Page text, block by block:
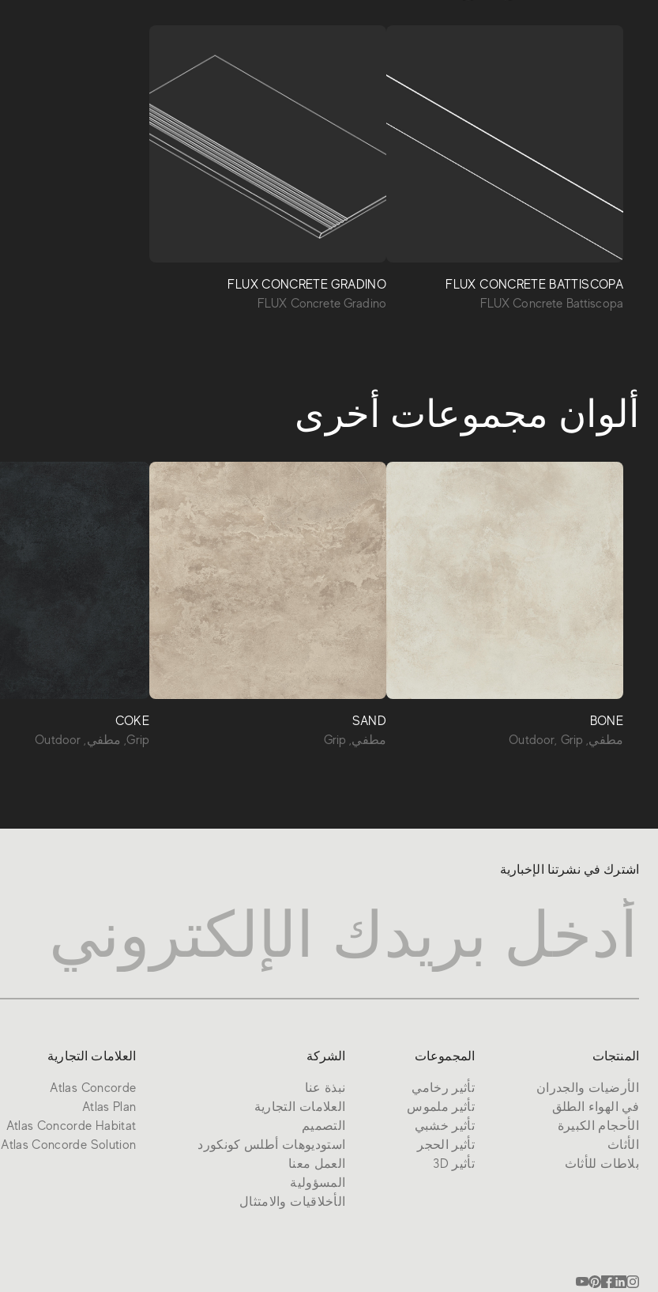
FLUX CONCRETE BATTISCOPA
FLUX Concrete Battiscopa
FLUX CONCRETE GRADINO
FLUX Concrete Gradino
ألوان مجموعات أخرى
BONE
مطفي, Outdoor, Grip
SAND
مطفي, Grip
COKE
Grip, مطفي, Outdoor
اشترك في نشرتنا الإخبارية
المنتجات
الأرضيات والجدران
في الهواء الطلق
الأحجام الكبيرة
الأثاث
بلاطات للأثاث
المجموعات
تأثير رخامي
تأثير ملموس
تأثير خشبي
تأثير الحجر
تأثير 3D
الشركة
نبذة عنا
العلامات التجارية
التصميم
استوديوهات أطلس كونكورد
العمل معنا
المسؤولية
الأخلاقيات والامتثال
العلامات التجارية
Atlas Concorde
Atlas Plan
Atlas Concorde Habitat
Atlas Concorde Solution